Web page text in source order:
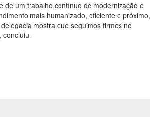
de um trabalho contínuo de modernização e
mais humanizado, eficiente e próximo,
mostra que seguimos firmes no
concluiu.